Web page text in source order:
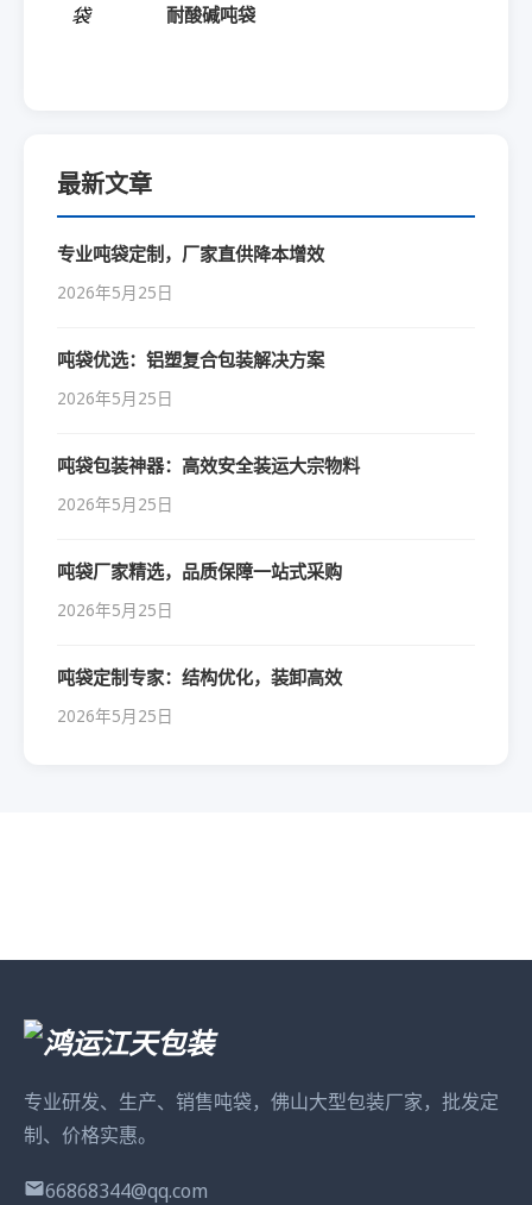
耐酸碱吨袋
最新文章
专业吨袋定制，厂家直供降本增效
2026年5月25日
吨袋优选：铝塑复合包装解决方案
2026年5月25日
吨袋包装神器：高效安全装运大宗物料
2026年5月25日
吨袋厂家精选，品质保障一站式采购
2026年5月25日
吨袋定制专家：结构优化，装卸高效
2026年5月25日
专业研发、生产、销售吨袋，佛山大型包装厂家，批发定
制、价格实惠。
66868344@qq.com